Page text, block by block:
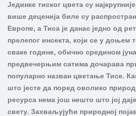
Јединке тиског цвета су
више деценија биле су
Европе, а Тиса је данас једно од
прелепог инсекта, који се у доњем
сваке године, обично средином
предвечерњим сатима дочарава
популарно назван цветање Тисе.
што јесте да поред оволико
ресурса нема још нешто што јој
свету. Захваљујући природној